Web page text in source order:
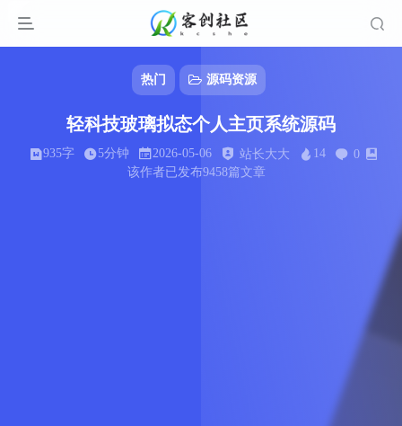
热门 源码资源
轻科技玻璃拟态个人主页系统源码
935字 5分钟 2026-05-06 站长大大 14
0
该作者已发布9458篇文章